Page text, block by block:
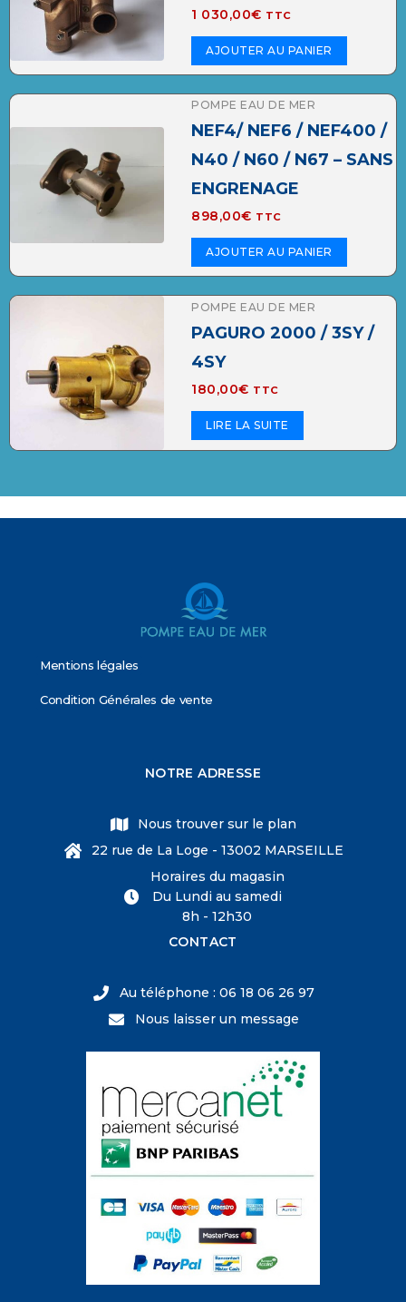
1 030,00€ TTC
AJOUTER AU PANIER
POMPE EAU DE MER
NEF4/ NEF6 / NEF400 /
N40 / N60 / N67 – SANS
ENGRENAGE
898,00€ TTC
AJOUTER AU PANIER
POMPE EAU DE MER
PAGURO 2000 / 3SY /
4SY
180,00€ TTC
LIRE LA SUITE
Mentions légales
Condition Générales de vente
NOTRE ADRESSE
Nous trouver sur le plan
22 rue de La Loge - 13002 MARSEILLE
Horaires du magasin
Du Lundi au samedi
8h - 12h30
CONTACT
Au téléphone : 06 18 06 26 97
Nous laisser un message